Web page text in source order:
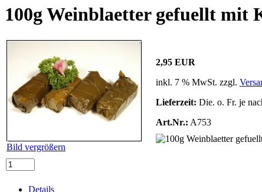
100g Weinblaetter gefuellt mit
Bild vergrößern
2,95 EUR
inkl. 7 % MwSt. zzgl.
Lieferzeit: Die. o. Fr. je
Art.Nr.: A753
Details